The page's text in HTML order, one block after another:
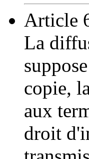
Article
La
copie,
aux
droit